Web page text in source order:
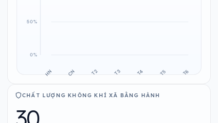
CHẤT LƯỢNG KHÔNG KHÍ XÃ BẰNG HÀNH